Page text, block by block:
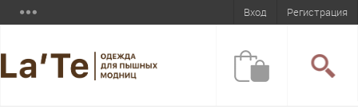
Вход Регистрация